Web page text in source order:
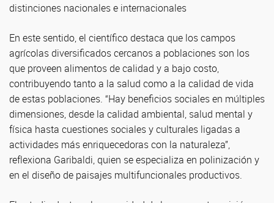
distinciones nacionales e internacionales
En este sentido, el científico destaca que los campos
agrícolas diversificados cercanos a poblaciones son los
que proveen alimentos de calidad y a bajo costo,
contribuyendo tanto a la salud como a la calidad de vida
de estas poblaciones. “Hay beneficios sociales en múltiples
dimensiones, desde la calidad ambiental, salud mental y
física hasta cuestiones sociales y culturales ligadas a
actividades más enriquecedoras con la naturaleza”,
reflexiona Garibaldi, quien se especializa en polinización y
en el diseño de paisajes multifuncionales productivos.